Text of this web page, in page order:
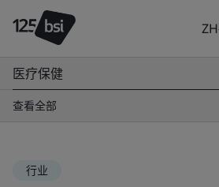
医疗保健
查看全部
行业